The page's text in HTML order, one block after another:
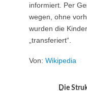
informiert. Per
wegen, ohne
wurden die
„transferiert“.
Von: Wikipedia
Die